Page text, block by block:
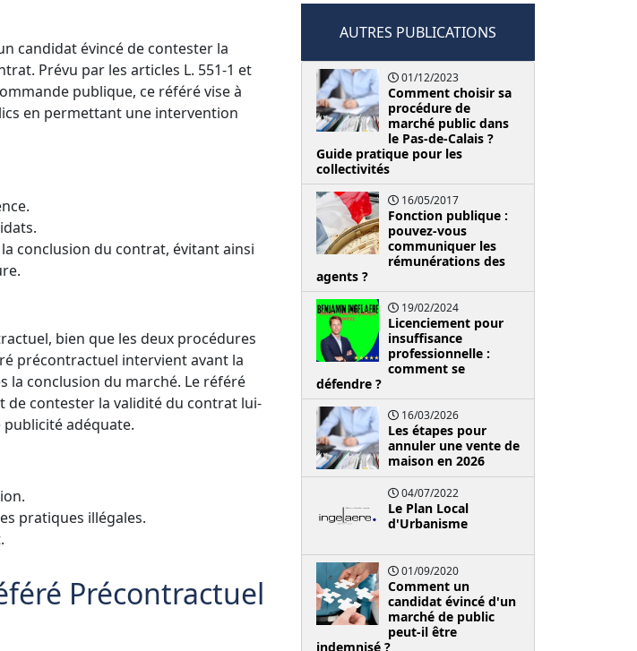
candidat évincé de contester la
Prévu par les articles L. 551-1 et
publique, ce référé vise à
en permettant une intervention
conclusion du contrat, évitant ainsi
bien que les deux procédures
précontractuel intervient avant la
conclusion du marché. Le référé
de contester la validité du contrat lui-
publicité adéquate.
pratiques illégales.
Précontractuel
AUTRES PUBLICATIONS
01/12/2023
Comment choisir sa
procédure de
marché public dans
le Pas-de-Calais ?
Guide pratique pour les
collectivités
16/05/2017
Fonction publique :
pouvez-vous
communiquer les
rémunérations des
agents ?
19/02/2024
Licenciement pour
insuffisance
professionnelle :
comment se
défendre ?
16/03/2026
Les étapes pour
annuler une vente de
maison en 2026
04/07/2022
Le Plan Local
d'Urbanisme
01/09/2020
Comment un
candidat évincé d'un
marché de public
peut-il être
indemnisé ?